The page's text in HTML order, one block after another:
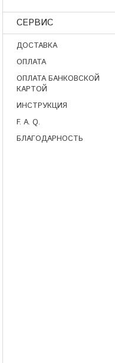
СЕРВИС
ДОСТАВКА
ОПЛАТА
ОПЛАТА БАНКОВСКОЙ
КАРТОЙ
ИНСТРУКЦИЯ
F. A. Q.
БЛАГОДАРНОСТЬ